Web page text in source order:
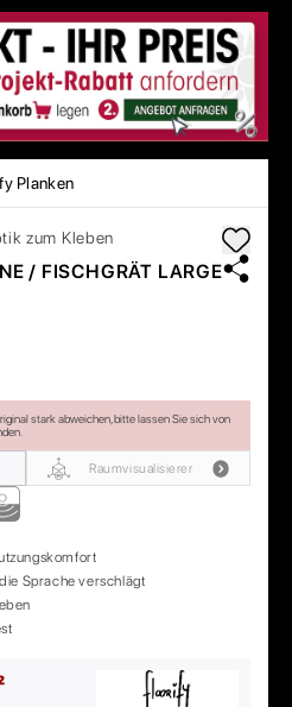
Planken
zum Kleben
/ FISCHGRÄT LARGE
stark abweichen, bitte lassen Sie sich von
Raumvisualisierer
Sprache verschlägt